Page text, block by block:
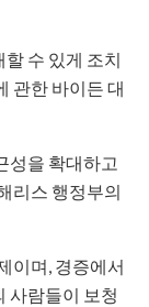
수 있게 조치
관한 바이든 대
성을 확대하고
리스 행정부의
이며, 경증에서
사람들이 보청